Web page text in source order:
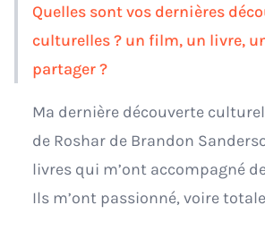
Quelles sont vos dernières
culturelles ? un film, un livre,
partager ?
Ma dernière découverte
de Roshar de Brandon
livres qui m’ont accompagné
Ils m’ont passionné, voire